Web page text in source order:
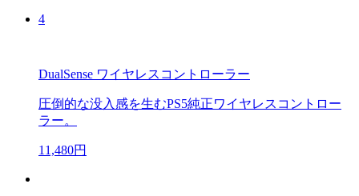
4
DualSense ワイヤレスコントローラー
圧倒的な没入感を生むPS5純正ワイヤレスコントロー
ラー。
11,480円